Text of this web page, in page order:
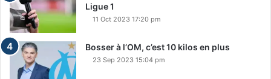
Ligue 1
11 Oct 2023 17:20 pm
Bosser à l’OM, c’est 10 kilos en plus
23 Sep 2023 15:04 pm